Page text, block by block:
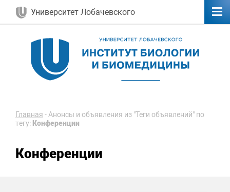
Университет Лобачевского
Главная -Анонсы и объявления из "Теги объявлений" по
тегу: Конференции
Конференции